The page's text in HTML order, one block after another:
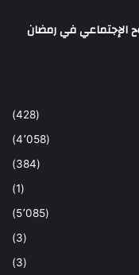
(428)
(4٬058)
(384)
(1)
(5٬085)
(3)
(3)